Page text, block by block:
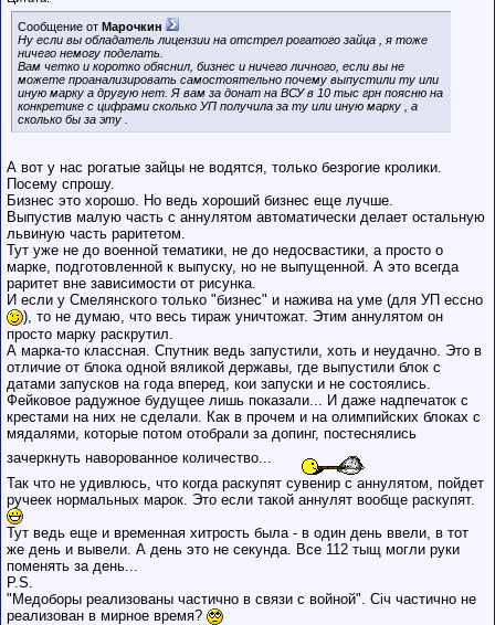
Сообщение от Марочкин
Ну если вы обладатель лицензии на отстрел рогатого зайца , я тоже
ничего немогу поделать.
Вам четко и коротко обяснил, бизнес и ничего личного, если вы не
можете проанализировать самостоятельно почему выпустили ту или
иную марку а другую нет. Я вам за донат на ВСУ в 10 тыс грн поясню на
конкретике с цифрами сколько УП получила за ту или иную марку , а
сколько бы за эту .
А вот у нас рогатые зайцы не водятся, только безрогие кролики.
Посему спрошу.
Бизнес это хорошо. Но ведь хороший бизнес еще лучше.
Выпустив малую часть с аннулятом автоматически делает остальную
львиную часть раритетом.
Тут уже не до военной тематики, не до недосвастики, а просто о
марке, подготовленной к выпуску, но не выпущенной. А это всегда
раритет вне зависимости от рисунка.
И если у Смелянского только "бизнес" и нажива на уме (для УП ессно
), то не думаю, что весь тираж уничтожат. Этим аннулятом он
просто марку раскрутил.
А марка-то классная. Спутник ведь запустили, хоть и неудачно. Это в
отличие от блока одной вяликой державы, где выпустили блок с
датами запусков на года вперед, кои запуски и не состоялись.
Фейковое радужное будущее лишь показали... И даже надпечаток с
крестами на них не сделали. Как в прочем и на олимпийских блоках с
мядалями, которые потом отобрали за допинг, постеснялись
зачеркнуть наворованное количество...
Так что не удивлюсь, что когда раскупят сувенир с аннулятом, пойдет
ручеек нормальных марок. Это если такой аннулят вообще раскупят.
Тут ведь еще и временная хитрость была - в один день ввели, в тот
же день и вывели. А день это не секунда. Все 112 тыщ могли руки
поменять за день...
P.S.
"Медоборы реализованы частично в связи с войной". Сiч частично не
реализован в мирное время?